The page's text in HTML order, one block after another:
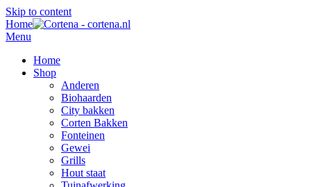
Skip to content
Home
Menu
Home
Shop
Anderen
Biohaarden
City bakken
Corten Bakken
Fonteinen
Gewei
Grills
Hout staat